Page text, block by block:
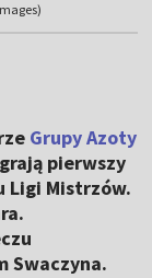
Grupy Azoty
pierwszy
Ligi Mistrzów.
Swaczyna.